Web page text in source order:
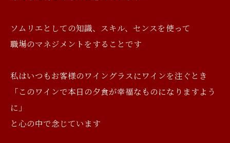
ソムリエとしての知識、スキル、センスを使って
職場のマネジメントをすることです
私はいつもお客様のワイングラスにワインを注ぐとき
「このワインで本日の夕食が幸福なものになりますよう
に」
と心の中で念じています